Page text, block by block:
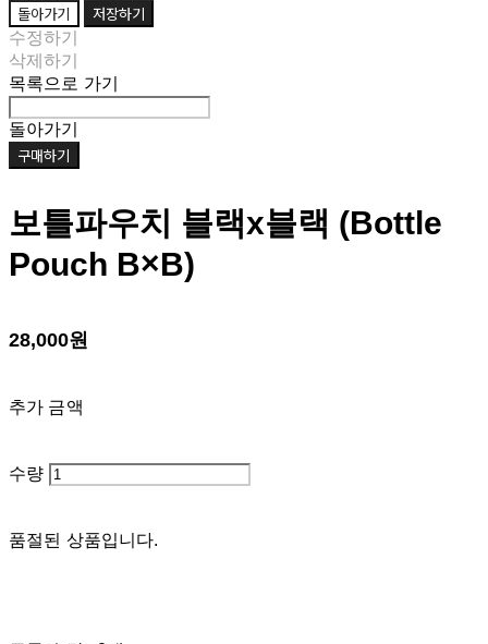
돌아가기 저장하기
수정하기
삭제하기
목록으로 가기
돌아가기
구매하기
보틀파우치 블랙x블랙 (Bottle
Pouch B×B)
28,000원
추가 금액
수량
품절된 상품입니다.